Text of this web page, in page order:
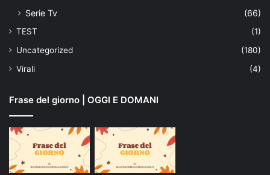
Serie Tv
(66)
TEST
(1)
Uncategorized
(180)
Virali
(4)
Frase del giorno | OGGI E DOMANI